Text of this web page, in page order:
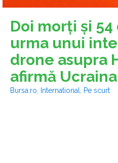
Doi morţi şi
urma unui
drone asupra
afirmă Ucraina
Bursa.ro International
Pe scurt